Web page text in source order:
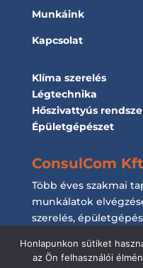
Munkáink
Kapcsolat
Klíma szerelés
Légtechnika
Hőszivattyús
Épületgépészet
ConsulCom Kft
Több éves szakmai
munkálatok
szerelés,
munkálatok
Honlapunkon sütiket
az Ön felhasználói